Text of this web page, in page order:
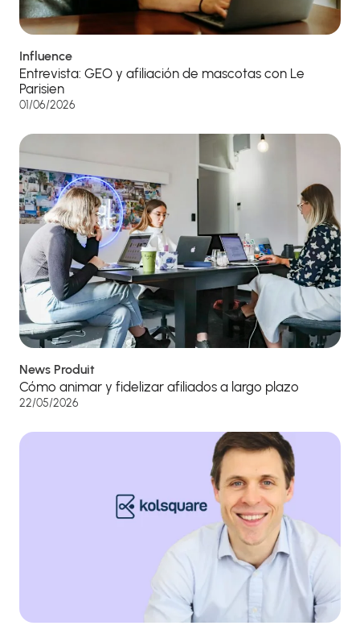
Influence
Entrevista: GEO y afiliación de mascotas con Le
Parisien
01/06/2026
News Produit
Cómo animar y fidelizar afiliados a largo plazo
22/05/2026